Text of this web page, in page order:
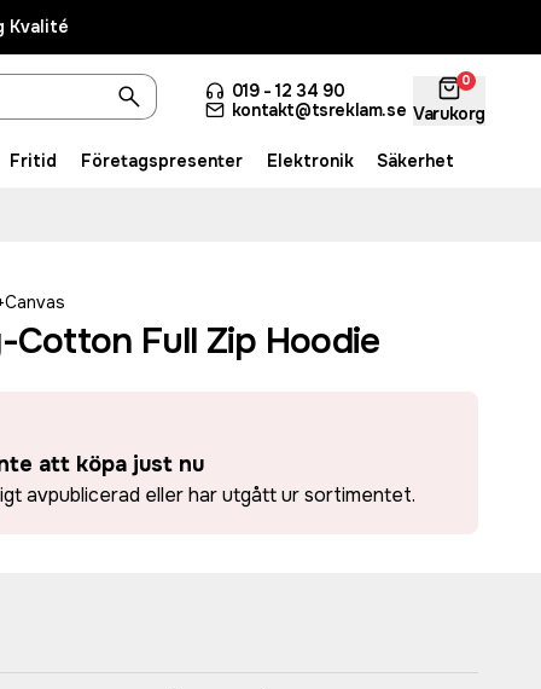
Kvalité
019 - 12 34 90
kontakt@tsreklam.se
0
Varukorg
Fritid Företagspresenter Elektronik Säkerhet
Cotton Full Zip Hoodie
att köpa just nu
avpublicerad eller har utgått ur sortimentet.